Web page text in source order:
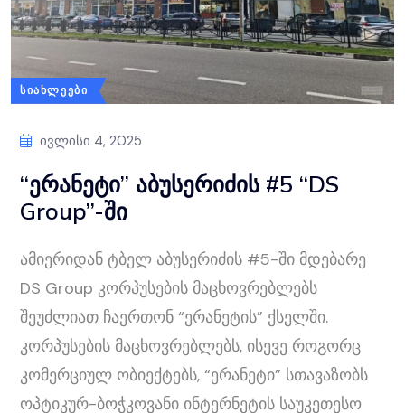
ᲡᲘᲐᲮᲚᲔᲔᲑᲘ
Ივლისი 4, 2025
“ერანეტი” აბუსერიძის #5 “DS
Group”-ში
ამიერიდან ტბელ აბუსერიძის #5-ში მდებარე
DS Group კორპუსების მაცხოვრებლებს
შეუძლიათ ჩაერთონ “ერანეტის” ქსელში.
კორპუსების მაცხოვრებლებს, ისევე როგორც
კომერციულ ობიექტებს, “ერანეტი” სთავაზობს
ოპტიკურ-ბოჭკოვანი ინტერნეტის საუკეთესო